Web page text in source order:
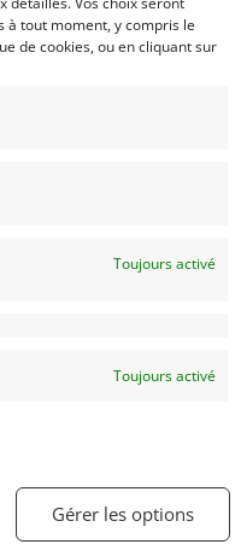
à tout moment, y compris le
de cookies, ou en cliquant sur
Toujours activé
Toujours activé
Gérer les options
VTEC (1990)